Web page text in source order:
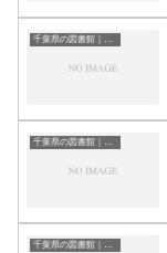
千葉県の図書館｜勉強できる場所
千葉県の図書館｜勉強できる場所
千葉県の図書館｜勉強できる場所